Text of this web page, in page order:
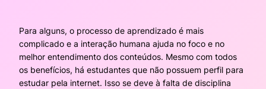
Para alguns, o processo de aprendizado é mais
complicado e a interação humana ajuda no foco e no
melhor entendimento dos conteúdos. Mesmo com todos
os benefícios, há estudantes que não possuem perfil para
estudar pela internet. Isso se deve à falta de disciplina